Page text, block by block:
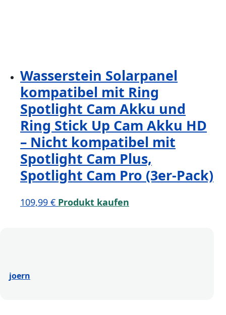
Wasserstein Solarpanel
kompatibel mit Ring
Spotlight Cam Akku und
Ring Stick Up Cam Akku HD
– Nicht kompatibel mit
Spotlight Cam Plus,
Spotlight Cam Pro (3er-Pack)
109,99 € Produkt kaufen
joern